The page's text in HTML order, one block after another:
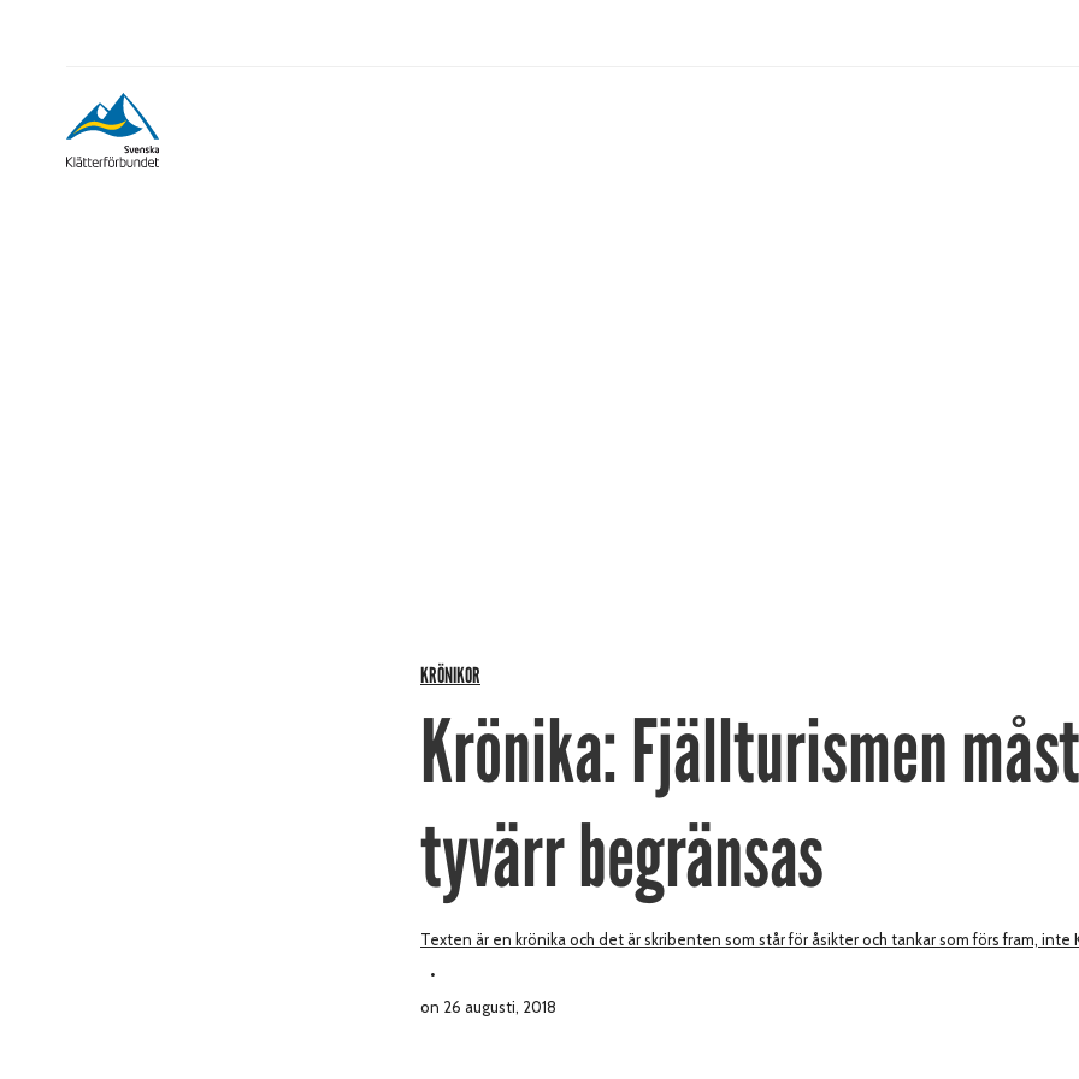
KRÖNIKOR
Krönika: Fjällturismen
tyvärr begränsas
Texten är en krönika och det är skribenten som står för åsikter och tankar som förs fram,
on 26 augusti, 2018